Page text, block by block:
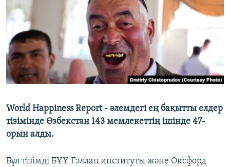
World Happiness Report - әлемдегі ең бақытты елдер
тізімінде Өзбекстан 143 мемлекеттің ішінде 47-
орын алды.
Бұл тізімді БҰҰ Гэллап институты және Оксфорд